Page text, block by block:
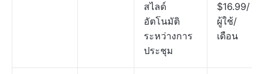
สไลด์
อัตโนมัติ
ระหว่างการ
ประชุม
$16.99/
ผู้ใช้/
เดือน